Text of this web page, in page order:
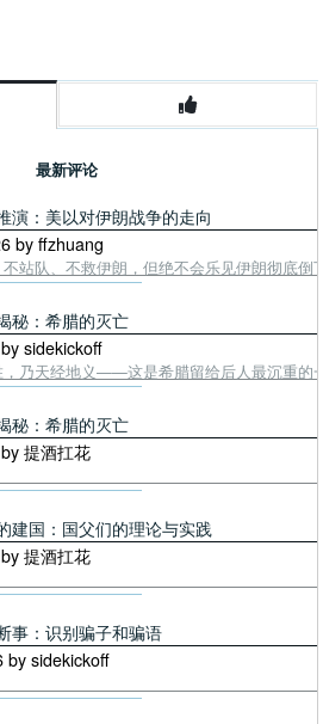
最新评论
演：美以对伊朗战争的走向
by ffzhuang
站队、不救伊朗，但绝不会乐见伊朗彻底
秘：希腊的灭亡
sidekickoff
，乃天经地义——这是希腊留给后人最沉重的
秘：希腊的灭亡
提酒扛花
建国：国父们的理论与实践
提酒扛花
事：识别骗子和骗语
by sidekickoff